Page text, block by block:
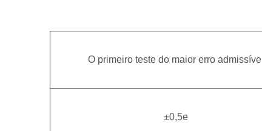
O primeiro teste do maior erro admissível
±0,5e